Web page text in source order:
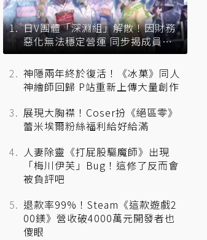
日V團體「深淵組」解散！因財務
惡化無法穩定營運 同步揭成員未
來去向
神隱兩年終於復活！《冰菓》同人
神繪師回歸 P站重新上傳大量創作
展現大胸襟！Coser扮《絕區零》
蕾米埃爾粉絲福利給好給滿
人妻除靈《打屁股驅魔師》出現
「梅川伊芙」Bug！這修了反而會
被負評吧
退款率99%！Steam《這款遊戲2
00鎂》營收破4000萬元開發者也
傻眼